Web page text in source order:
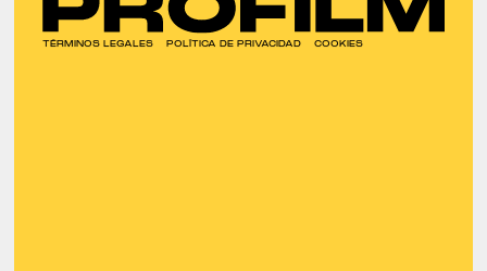
TÉRMINOS LEGALES POLÍTICA DE PRIVACIDAD COOKIES